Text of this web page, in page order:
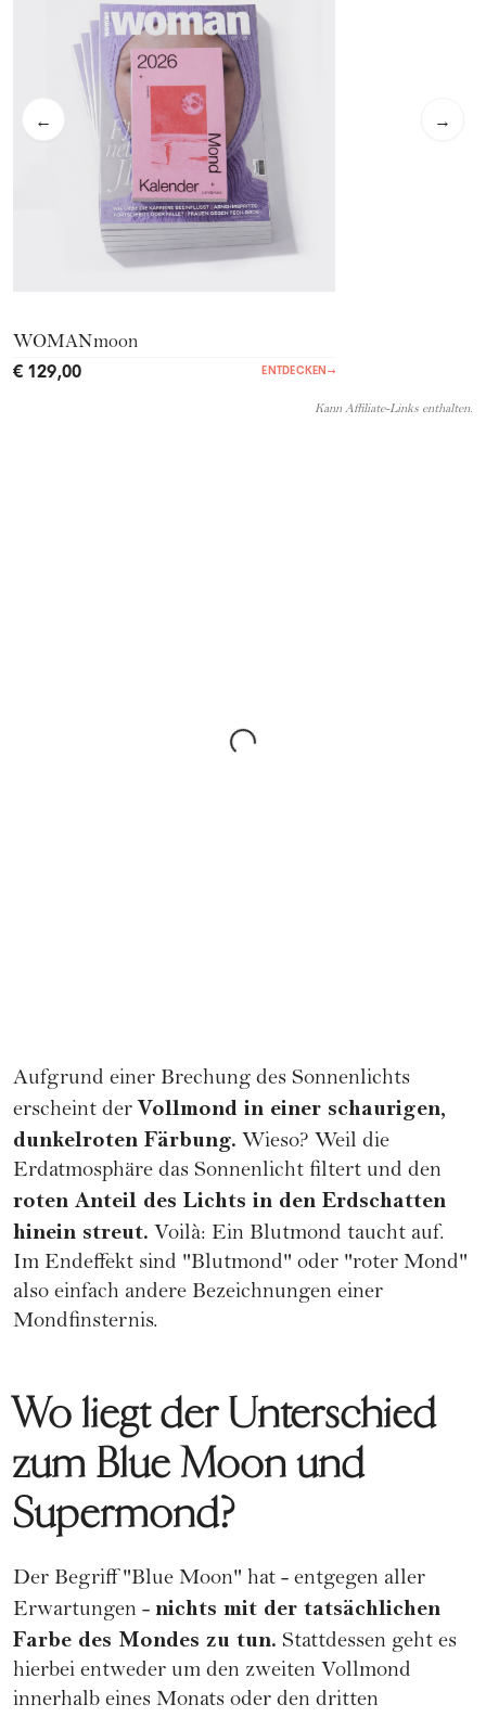
← →
WOMANmoon
€ 129,00 ENTDECKEN →
Kann Affiliate-Links enthalten.
Aufgrund einer Brechung des Sonnenlichts
erscheint der Vollmond in einer schaurigen,
dunkelroten Färbung. Wieso? Weil die
Erdatmosphäre das Sonnenlicht filtert und den
roten Anteil des Lichts in den Erdschatten
hinein streut. Voilà: Ein Blutmond taucht auf.
Im Endeffekt sind "Blutmond" oder "roter Mond"
also einfach andere Bezeichnungen einer
Mondfinsternis.
Wo liegt der Unterschied
zum Blue Moon und
Supermond?
Der Begriff "Blue Moon" hat - entgegen aller
Erwartungen - nichts mit der tatsächlichen
Farbe des Mondes zu tun. Stattdessen geht es
hierbei entweder um den zweiten Vollmond
innerhalb eines Monats oder den dritten